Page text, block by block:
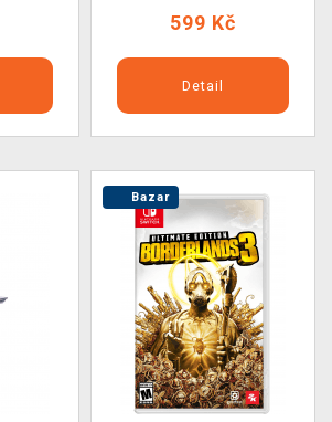
599 Kč
Detail
Bazar